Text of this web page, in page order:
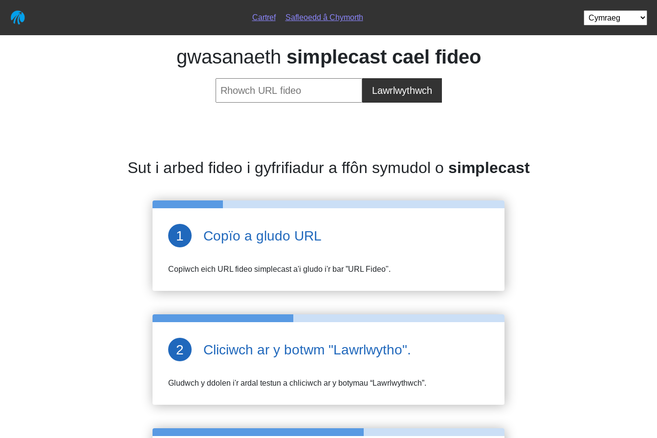
Cartref Safleoedd â Chymorth
gwasanaeth simplecast cael fideo
Lawrlwythwch
Sut i arbed fideo i gyfrifiadur a ffôn symudol o simplecast
Copïo a gludo URL
Copïwch eich URL fideo simplecasta'i gludo i'r bar ”URL Fideo".
Cliciwch ar y botwm "Lawrlwytho".
Gludwch y ddolen i'r ardal testun a chliciwch ar y botymau “Lawrlwythwch”.